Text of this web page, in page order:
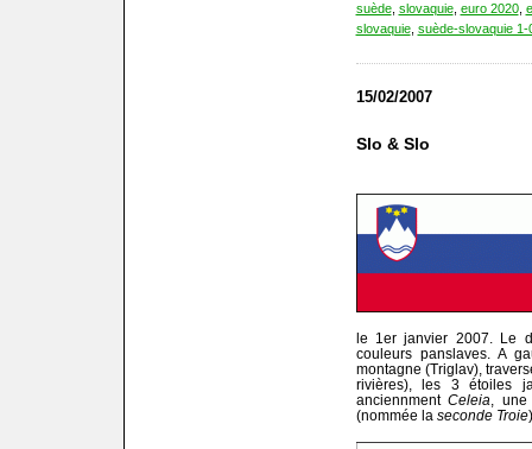
suède, slovaquie, euro 2020,
slovaquie, suède-slovaquie 1-
15/02/2007
Slo & Slo
le 1er janvier 2007. Le
couleurs panslaves. A
montagne (Triglav),
rivières), les 3 étoiles
anciennmentCeleia ,
(nommée la seconde Troie